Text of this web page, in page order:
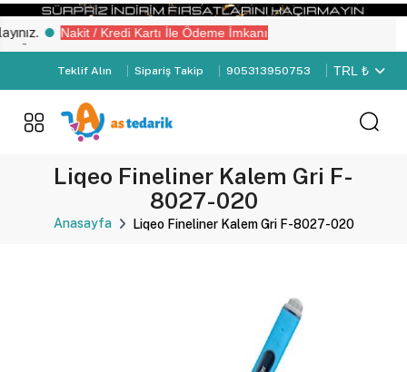
Girişi" yapın.
Nakit / Kredi Kartı İle Ödeme İmkanı
Teklif Alın Sipariş Takip 905313950753 TRL ₺
Liqeo Fineliner Kalem Gri F-
8027-020
Anasayfa Liqeo Fineliner Kalem Gri F-8027-020